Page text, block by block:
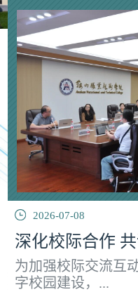
2026-07-08
深化校际合作
为加强校际交流互
字校园建设，...